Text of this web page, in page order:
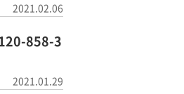
2021.02.06
858-3
2021.01.29